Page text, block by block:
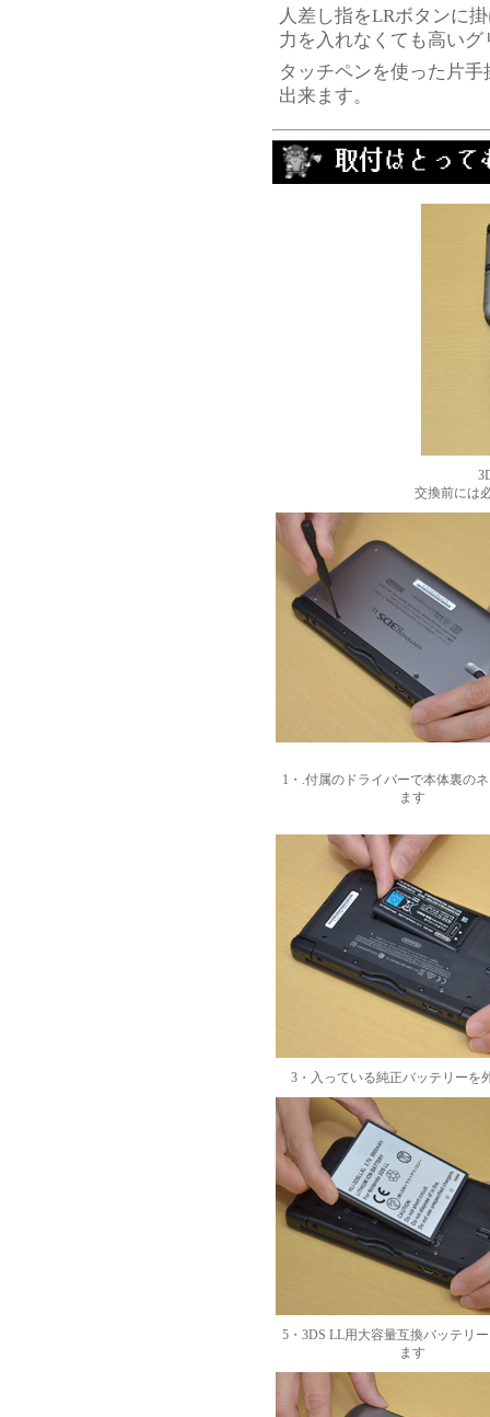
人差し指をLRボタンに
力を入れなくても高い
タッチペンを使った片
出来ます。
交換前には
1・.付属のドライバーで本体裏の
ます
3・入っている純正バッテリーを
5・3DS LL用大容量互換バッテリ
ます